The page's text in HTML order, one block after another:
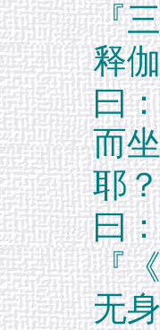
『
释
曰
而
耶
曰
『
无